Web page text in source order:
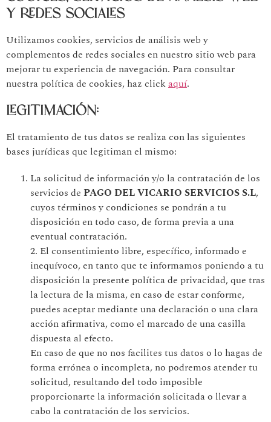
Y REDES SOCIALES
Utilizamos cookies, servicios de análisis web y
complementos de redes sociales en nuestro sitio web para
mejorar tu experiencia de navegación. Para consultar
nuestra política de cookies, haz clickaquí.
LEGITIMACIÓN:
El tratamiento de tus datos se realiza con las siguientes
bases jurídicas que legitiman el mismo:
La solicitud de información y/o la contratación de los
servicios de PAGO DEL VICARIO SERVICIOS S.L,
cuyos términos y condiciones se pondrán a tu
disposición en todo caso, de forma previa a una
eventual contratación.
2. El consentimiento libre, específico, informado e
inequívoco, en tanto que te informamos poniendo a tu
disposición la presente política de privacidad, que tras
la lectura de la misma, en caso de estar conforme,
puedes aceptar mediante una declaración o una clara
acción afirmativa, como el marcado de una casilla
dispuesta al efecto.
En caso de que no nos facilites tus datos o lo hagas de
forma errónea o incompleta, no podremos atender tu
solicitud, resultando del todo imposible
proporcionarte la información solicitada o llevar a
cabo la contratación de los servicios.